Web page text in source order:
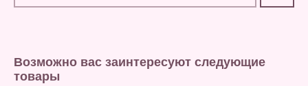
Возможно вас заинтересуют следующие
товары